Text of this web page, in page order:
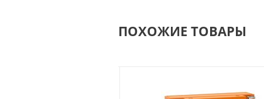
ПОХОЖИЕ ТОВАРЫ